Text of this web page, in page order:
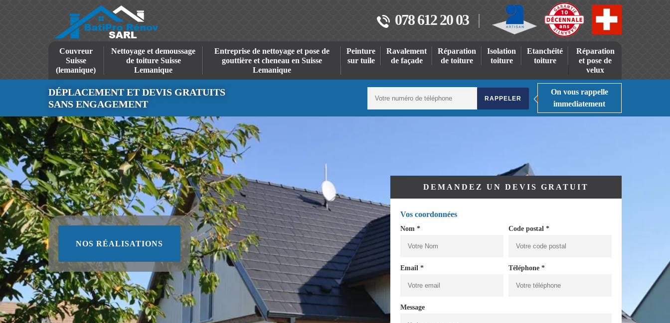
078 612 20 03
Couvreur
Suisse
(lemanique)
Nettoyage et demoussage
de toiture Suisse
Lemanique
Entreprise de nettoyage et pose de
gouttière et cheneau en Suisse
Lemanique
Peinture
sur tuile
Ravalement
de façade
Réparation
de toiture
Isolation
toiture
Etanchéité
toiture
Réparation
et pose de
velux
DÉPLACEMENT ET DEVIS GRATUITS
SANS ENGAGEMENT
On vous rappelle
immediatement
NOS RÉALISATIONS
DEMANDEZ UN DEVIS GRATUIT
Vos coordonnées
Nom * Code postal *
Email * Téléphone *
Message